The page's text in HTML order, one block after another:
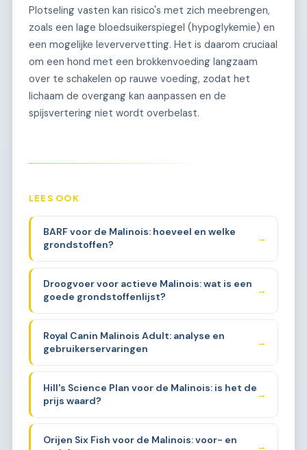
Plotseling vasten kan risico's met zich meebrengen,
zoals een lage bloedsuikerspiegel (hypoglykemie) en
een mogelijke leververvetting. Het is daarom cruciaal
om een hond met een brokkenvoeding langzaam
over te schakelen op rauwe voeding, zodat het
lichaam de overgang kan aanpassen en de
spijsvertering niet wordt overbelast.
LEES OOK
BARF voor de Malinois: hoeveel en welke
grondstoffen?
→
Droogvoer voor actieve Malinois: wat is een
goede grondstoffenlijst?
→
Royal Canin Malinois Adult: analyse en
gebruikerservaringen
→
Hill's Science Plan voor de Malinois: is het de
prijs waard?
→
Orijen Six Fish voor de Malinois: voor- en
→